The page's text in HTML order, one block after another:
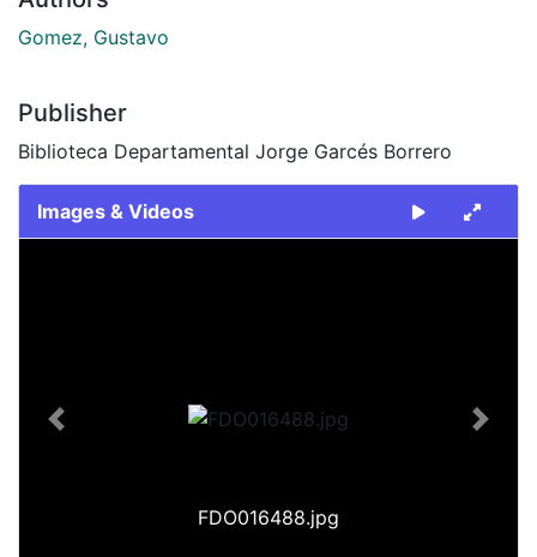
Gomez, Gustavo
Publisher
Biblioteca Departamental Jorge Garcés Borrero
Images & Videos
FDO016488.jpg
Previous Next